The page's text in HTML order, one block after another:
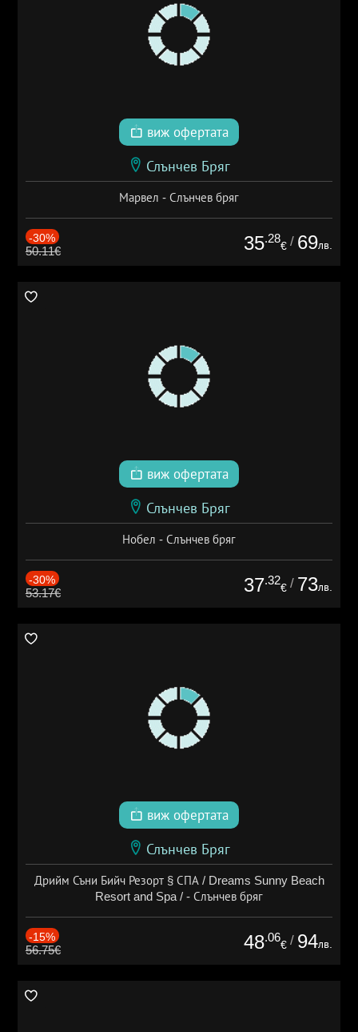
виж офертата
Слънчев Бряг
Марвел - Слънчев бряг
-30%
50.11€ 35.28
€ / 69лв.
виж офертата
Слънчев Бряг
Нобел - Слънчев бряг
-30%
53.17€ 37.32
€ / 73лв.
виж офертата
Слънчев Бряг
Дрийм Съни Бийч Резорт § СПА / Dreams Sunny Beach
Resort and Spa / - Слънчев бряг
-15%
56.75€ 48.06
€ / 94лв.